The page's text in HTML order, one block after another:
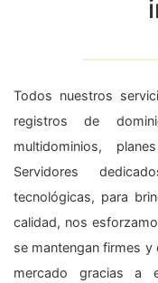
Todos nuestros
registros de
multidominios,
Servidores
tecnológicas, para
calidad, nos
se mantengan firmes
mercado gracias a